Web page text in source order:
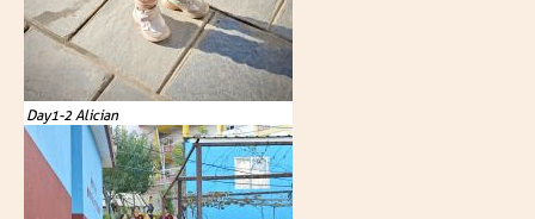
Day1-2 Alician